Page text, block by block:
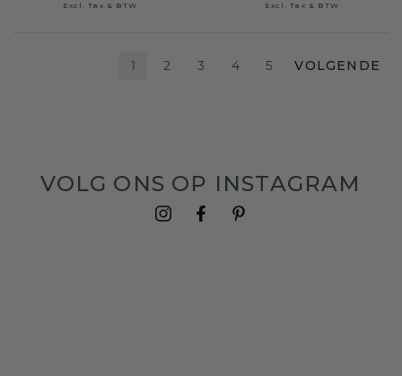
Excl. Tax & BTW Excl. Tax & BTW
1 2 3 4 5 VOLGENDE
VOLG ONS OP INSTAGRAM